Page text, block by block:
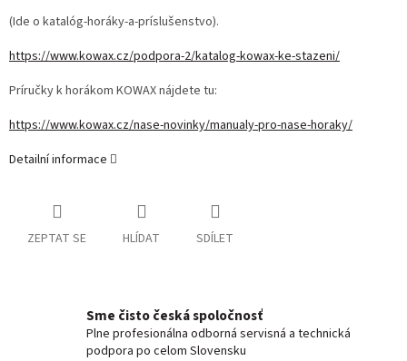
(Ide o katalóg-horáky-a-príslušenstvo).
https://www.kowax.cz/podpora-2/katalog-kowax-ke-stazeni/
Príručky k horákom KOWAX nájdete tu:
https://www.kowax.cz/nase-novinky/manualy-pro-nase-horaky/
Detailní informace
ZEPTAT SE HLÍDAT SDÍLET
Sme čisto česká spoločnosť
Plne profesionálna odborná servisná a technická
podpora po celom Slovensku